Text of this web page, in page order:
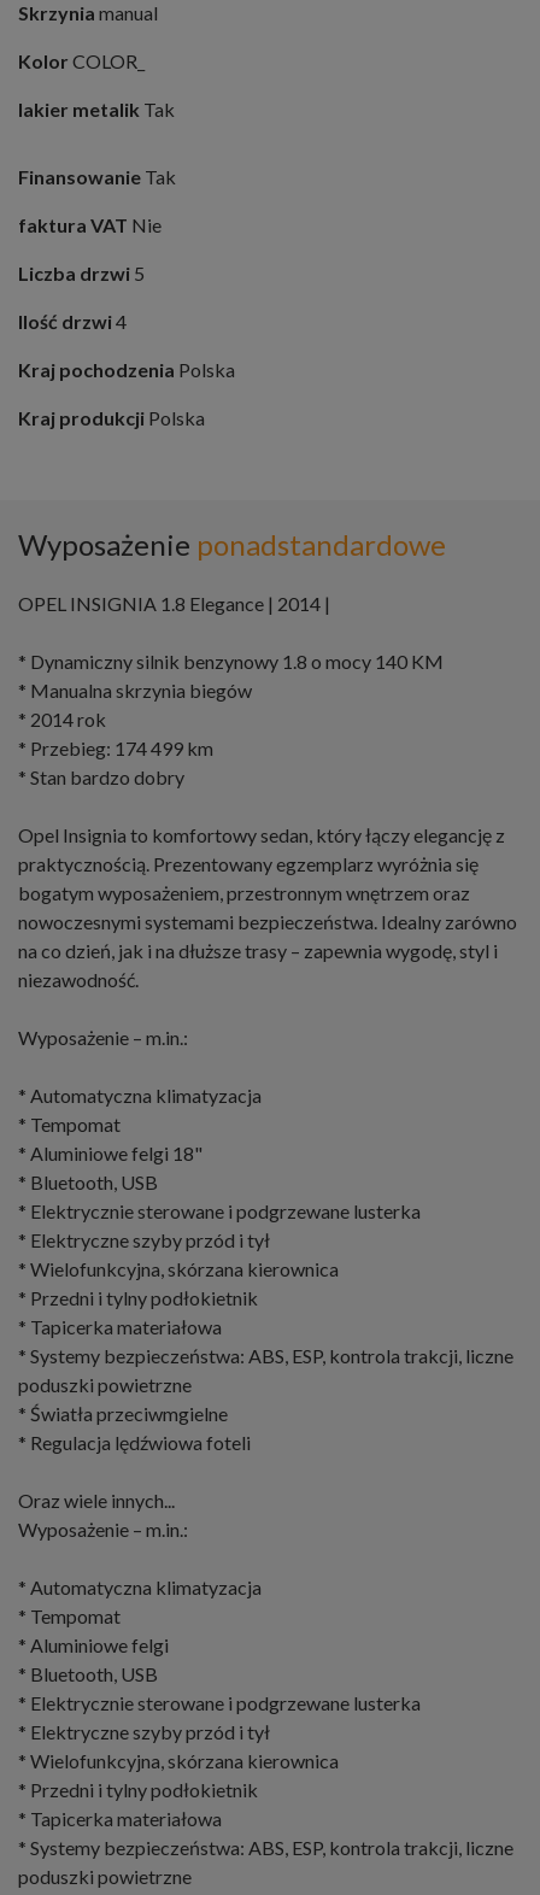
Skrzynia manual
Kolor COLOR_
lakier metalik Tak
Finansowanie Tak
faktura VAT Nie
Liczba drzwi 5
Ilość drzwi4
Kraj pochodzenia Polska
Kraj produkcji Polska
Wyposażenie ponadstandardowe
OPEL INSIGNIA 1.8 Elegance | 2014 |
* Dynamiczny silnik benzynowy 1.8 o mocy 140 KM
* Manualna skrzynia biegów
* 2014 rok
* Przebieg: 174 499 km
* Stan bardzo dobry
Opel Insignia to komfortowy sedan, który łączy elegancję z
praktycznością. Prezentowany egzemplarz wyróżnia się
bogatym wyposażeniem, przestronnym wnętrzem oraz
nowoczesnymi systemami bezpieczeństwa. Idealny zarówno
na co dzień, jak i na dłuższe trasy – zapewnia wygodę, styl i
niezawodność.
Wyposażenie – m.in.:
* Automatyczna klimatyzacja
* Tempomat
* Aluminiowe felgi 18"
* Bluetooth, USB
* Elektrycznie sterowane i podgrzewane lusterka
* Elektryczne szyby przód i tył
* Wielofunkcyjna, skórzana kierownica
* Przedni i tylny podłokietnik
* Tapicerka materiałowa
* Systemy bezpieczeństwa: ABS, ESP, kontrola trakcji, liczne
poduszki powietrzne
* Światła przeciwmgielne
* Regulacja lędźwiowa foteli
Oraz wiele innych...
Wyposażenie – m.in.:
* Automatyczna klimatyzacja
* Tempomat
* Aluminiowe felgi
* Bluetooth, USB
* Elektrycznie sterowane i podgrzewane lusterka
* Elektryczne szyby przód i tył
* Wielofunkcyjna, skórzana kierownica
* Przedni i tylny podłokietnik
* Tapicerka materiałowa
* Systemy bezpieczeństwa: ABS, ESP, kontrola trakcji, liczne
poduszki powietrzne